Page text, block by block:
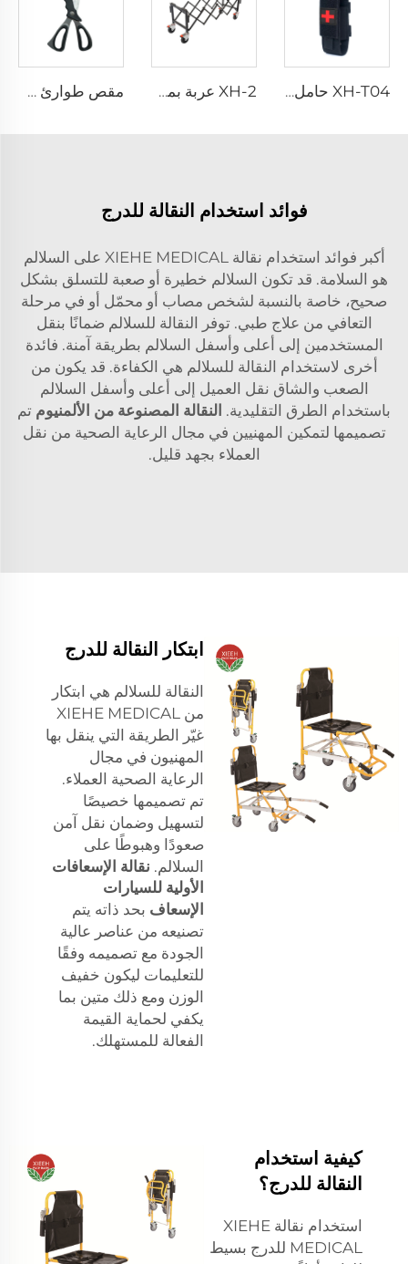
XH-T04 حامل شرائط وقف النزيف XH-2 عربة بمقابض حمل قابلة للطي مقص طوارئ XH-21/22
فوائد استخدام النقالة للدرج
أكبر فوائد استخدام نقالة XIEHE MEDICAL على السلالم
هو السلامة. قد تكون السلالم خطيرة أو صعبة للتسلق بشكل
صحيح، خاصة بالنسبة لشخص مصاب أو محمّل أو في مرحلة
التعافي من علاج طبي. توفر النقالة للسلالم ضمانًا بنقل
المستخدمين إلى أعلى وأسفل السلالم بطريقة آمنة. فائدة
أخرى لاستخدام النقالة للسلالم هي الكفاءة. قد يكون من
الصعب والشاق نقل العميل إلى أعلى وأسفل السلالم
باستخدام الطرق التقليدية. النقالة المصنوعة من الألمنيوم تم
تصميمها لتمكين المهنيين في مجال الرعاية الصحية من نقل
العملاء بجهد قليل.
ابتكار النقالة للدرج
النقالة للسلالم هي ابتكار
من XIEHE MEDICAL
غيّر الطريقة التي ينقل بها
المهنيون في مجال
الرعاية الصحية العملاء.
تم تصميمها خصيصًا
لتسهيل وضمان نقل آمن
صعودًا وهبوطًا على
السلالم. نقالة الإسعافات
الأولية للسيارات
الإسعاف بحد ذاته يتم
تصنيعه من عناصر عالية
الجودة مع تصميمه وفقًا
للتعليمات ليكون خفيف
الوزن ومع ذلك متين بما
يكفي لحماية القيمة
الفعالة للمستهلك.
كيفية استخدام
النقالة للدرج؟
استخدام نقالة XIEHE
MEDICAL للدرج بسيط